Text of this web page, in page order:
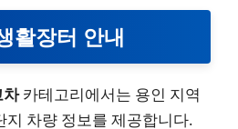
활장터 안내
차카테고리에서는 용인 지역
지 차량 정보를 제공합니다.